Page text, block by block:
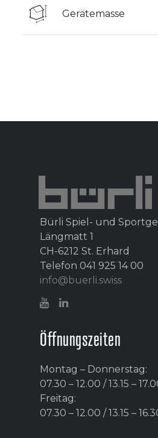
Gerätemasse
Bürli Spiel- und
Längmatt 1
CH-6212 St. Erhard
Telefon 041 925 14 00
info@buerli.swiss
Öffnungszeiten
Montag – Donnerstag:
07.30 – 12.00 / 13.15 –
Freitag:
07.30 – 12.00 / 13.15 –